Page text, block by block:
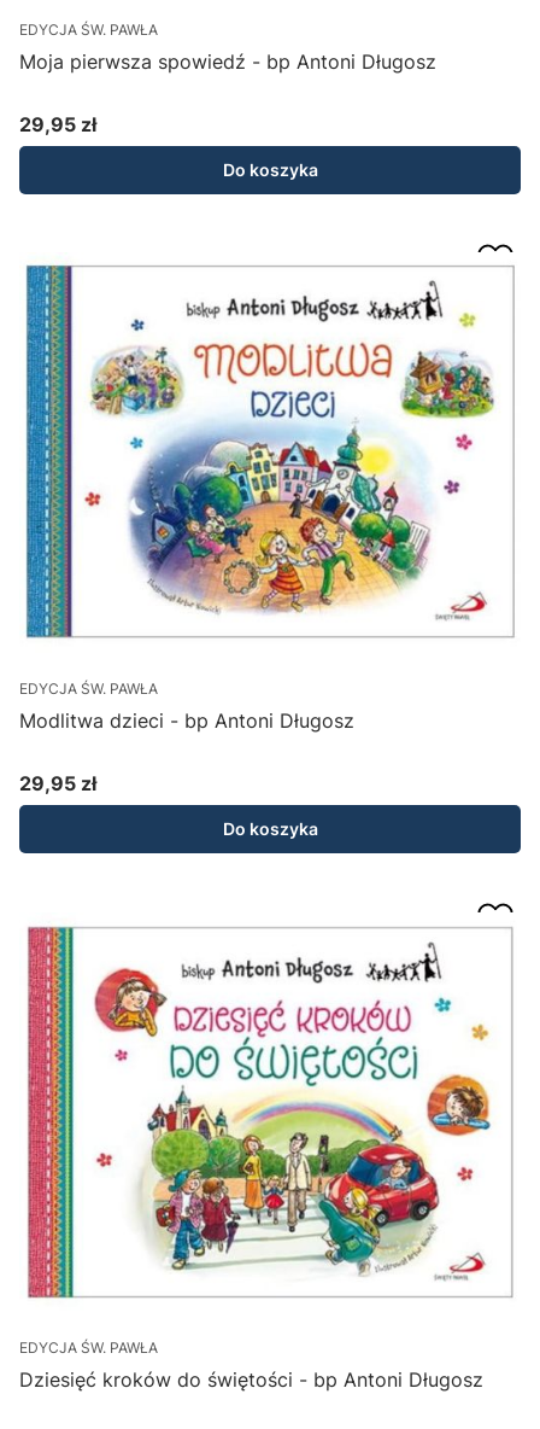
EDYCJA ŚW. PAWŁA
Moja pierwsza spowiedź - bp Antoni Długosz
Cena
29,95 zł
Do koszyka
EDYCJA ŚW. PAWŁA
Modlitwa dzieci - bp Antoni Długosz
Cena
29,95 zł
Do koszyka
EDYCJA ŚW. PAWŁA
Dziesięć kroków do świętości - bp Antoni Długosz